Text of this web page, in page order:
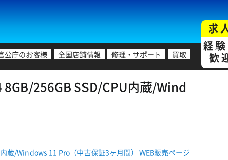
公庁のお客様 全国店舗情報 修理・サポート 買取
求
経
歓
256GB SSD/CPU内蔵/Wind
蔵/Windows 11 Pro（中古保証3ヶ月間） WEB販売ページ